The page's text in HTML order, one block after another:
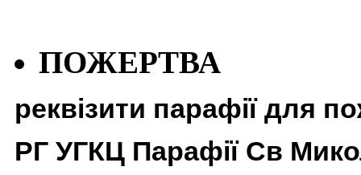
ПОЖЕРТВА
реквізити парафії для
РГ УГКЦ Парафії Св